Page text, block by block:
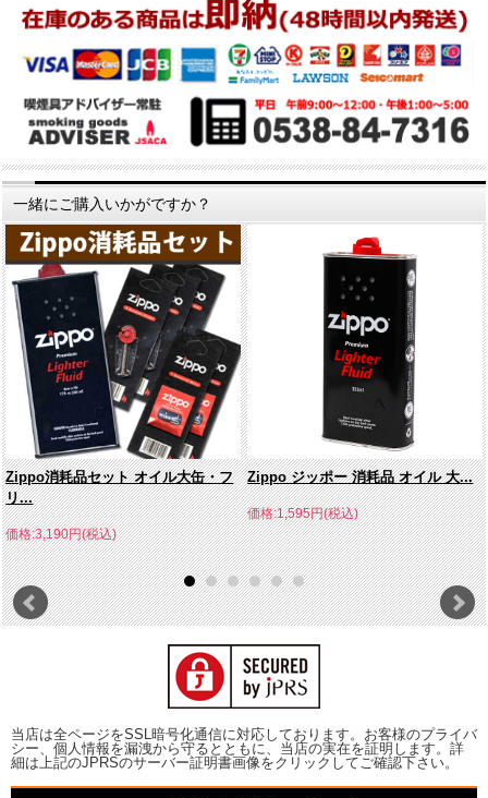
一緒にご購入いかがですか？
Zippo消耗品セット オイル大缶・フ
リ...
価格:3,190円(税込)
Zippo ジッポー 消耗品 オイル 大...
価格:1,595円(税込)
当店は全ページをSSL暗号化通信に対応しております。お客様のプライバ
シー、個人情報を漏洩から守るとともに、当店の実在を証明します。詳
細は上記のJPRSのサーバー証明書画像をクリックしてご確認下さい。